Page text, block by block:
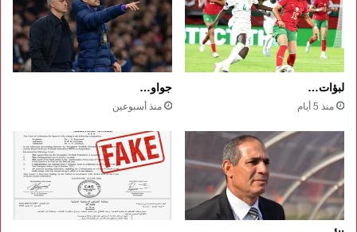
لبؤات…
منذ 5 أيام
جواو…
منذ أسبوعين